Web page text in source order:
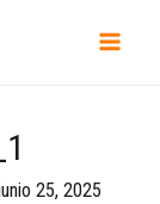
25, 2025